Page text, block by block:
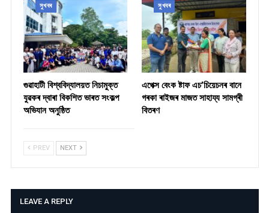
সুখবৰ
গুৱাহাটী বিশ্ববিদ্যালয়ত নিচামুক্ত
যুৱকৰ দ্বাৰা বিকশিত ভাৰত সংকল্প
অভিযান অনুষ্ঠিত
সুখবৰ
​এপেক্স বেংক ষ্টাফ এচ’চিয়েচনৰ বানে
গৰকা ৰাইজৰ মাজত সাহায্য সামগ্ৰী
বিতৰণ ​
PREV NEXT
LEAVE A REPLY